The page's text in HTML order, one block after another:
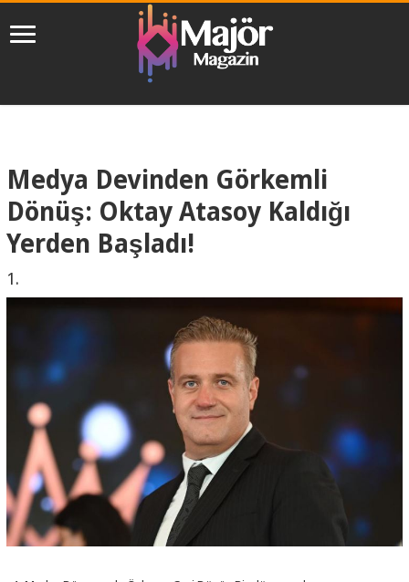
Medya Devinden Görkemli
Dönüş: Oktay Atasoy Kaldığı
Yerden Başladı!
1.